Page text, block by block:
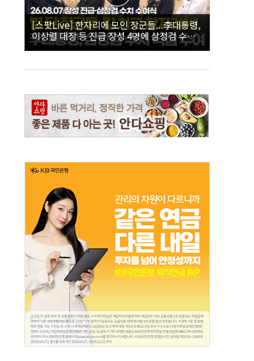
[스팟Live] 한자리에 모인 장군들...李대통령,
이상렬 대장 등 진급 장성 4명에 삼정검 수치
직접 수여｜26.08.07 장성 진급·삼정검 수치